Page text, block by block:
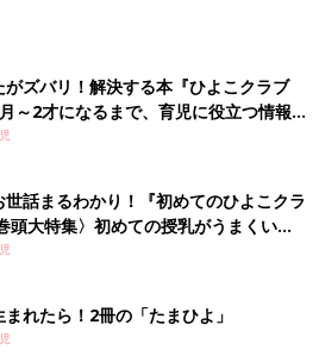
がズバリ！解決する本『ひよこクラブ
2才になるまで、育児に役立つ情報が
話まるわかり！『初めてのひよこクラ
頭大特集〉初めての授乳がうまくい
・ミルクの基本と夏のトラブル 解決テ
れたら！2冊の「たまひよ」